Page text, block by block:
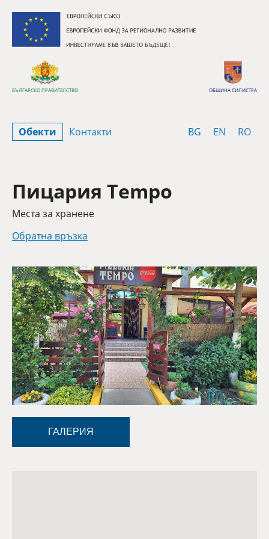
БЪЛГАРСКО ПРАВИТЕЛСТВО ОБЩИНА СИЛИСТРА
BG Bulgarian
EN English
RO
Обекти Контакти
Пицария Tempo
Категория
Места за хранене
Обратна връзка
ГАЛЕРИЯ